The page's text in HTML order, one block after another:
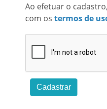
Ao efetuar o
com os termos de
Cadastrar